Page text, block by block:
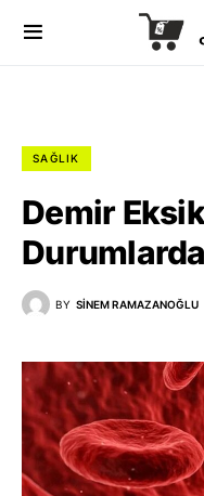
SAĞLIK
Demir
BY SINEM RAMAZANOĞLU